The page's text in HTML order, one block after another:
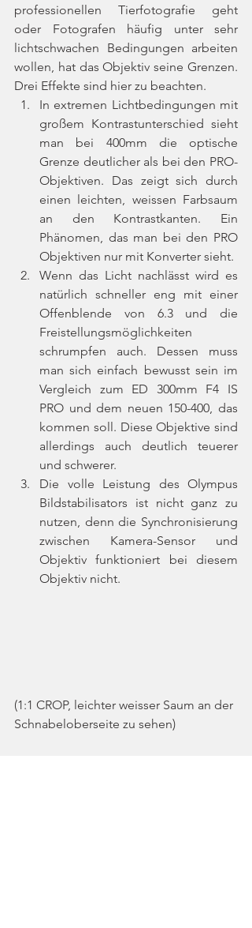
professionellen Tierfotografie geht
oder Fotografen häufig unter sehr
lichtschwachen Bedingungen arbeiten
wollen, hat das Objektiv seine Grenzen.
Drei Effekte sind hier zu beachten.
In extremen Lichtbedingungen mit
großem Kontrastunterschied sieht
man bei 400mm die optische
Grenze deutlicher als bei den PRO-
Objektiven. Das zeigt sich durch
einen leichten, weissen Farbsaum
an den Kontrastkanten. Ein
Phänomen, das man bei den PRO
Objektiven nur mit Konverter sieht.
Wenn das Licht nachlässt wird es
natürlich schneller eng mit einer
Offenblende von 6.3 und die
Freistellungsmöglichkeiten
schrumpfen auch. Dessen muss
man sich einfach bewusst sein im
Vergleich zum ED 300mm F4 IS
PRO und dem neuen 150-400, das
kommen soll. Diese Objektive sind
allerdings auch deutlich teuerer
und schwerer.
Die volle Leistung des Olympus
Bildstabilisators ist nicht ganz zu
nutzen, denn die Synchronisierung
zwischen Kamera-Sensor und
Objektiv funktioniert bei diesem
Objektiv nicht.
(1:1 CROP, leichter weisser Saum an der
Schnabeloberseite zu sehen)